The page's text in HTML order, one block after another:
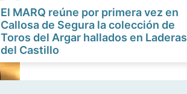
El MARQ reúne por primera vez en
Callosa de Segura la colección de
Toros del Argar hallados en Laderas
del Castillo